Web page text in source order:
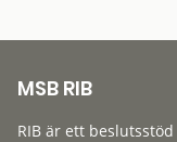
MSB RIB
RIB är ett